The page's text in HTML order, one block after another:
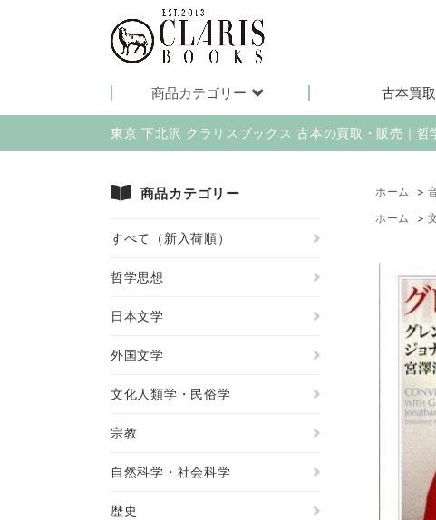
商品カテゴリー 古本買取
東京 下北沢 クラリスブックス 古本の買取・販売｜
ホーム >
ホーム
>
商品カテゴリー
すべて（新入荷順）
哲学思想
日本文学
外国文学
文化人類学・民俗学
宗教
自然科学・社会科学
歴史